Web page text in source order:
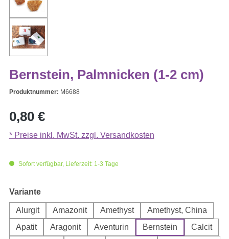
Bernstein, Palmnicken (1-2 cm)
Produktnummer: M6688
Regulärer Preis:
0,80 €
* Preise inkl. MwSt. zzgl. Versandkosten
Sofort verfügbar, Lieferzeit: 1-3 Tage
Varianteauswählen
Alurgit Amazonit Amethyst
Amethyst, China
Apatit
Aragonit Aventurin Bernstein
Calcit